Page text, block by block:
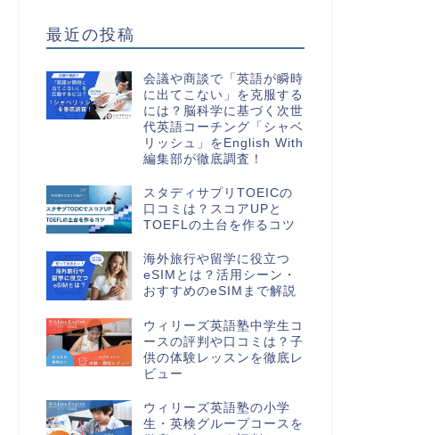
最近の投稿
会議や商談で「英語が瞬時
に出てこない」を克服する
には？脳科学に基づく次世
代英語コーチング「シャベ
リッシュ」をEnglish With
編集部が徹底調査！
スタディサプリTOEICの
口コミは？スコアUPと
TOEFLの土台を作るコツ
海外旅行や留学に役立つ
eSIMとは？活用シーン・
おすすめのeSIMまで解説
ウィリーズ英語塾中学生コ
ースの評判や口コミは？子
供の体験レッスンを徹底レ
ビュー
ウィリーズ英語塾の小学
生・英検グループコースを